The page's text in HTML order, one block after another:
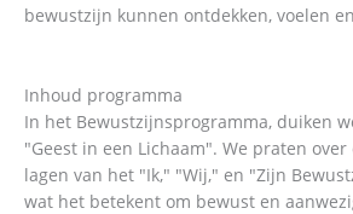
bewustzijn kunnen ontdekken, voelen
Inhoud programma
In het Bewustzijnsprogramma, duiken
"Geest in een Lichaam". We praten
lagen van het "Ik," "Wij," en "Zijn
wat het betekent om bewust en